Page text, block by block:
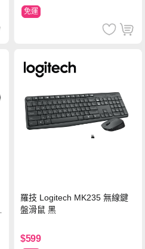
免運
羅技 Logitech MK235 無線鍵
盤滑鼠 黑
$599